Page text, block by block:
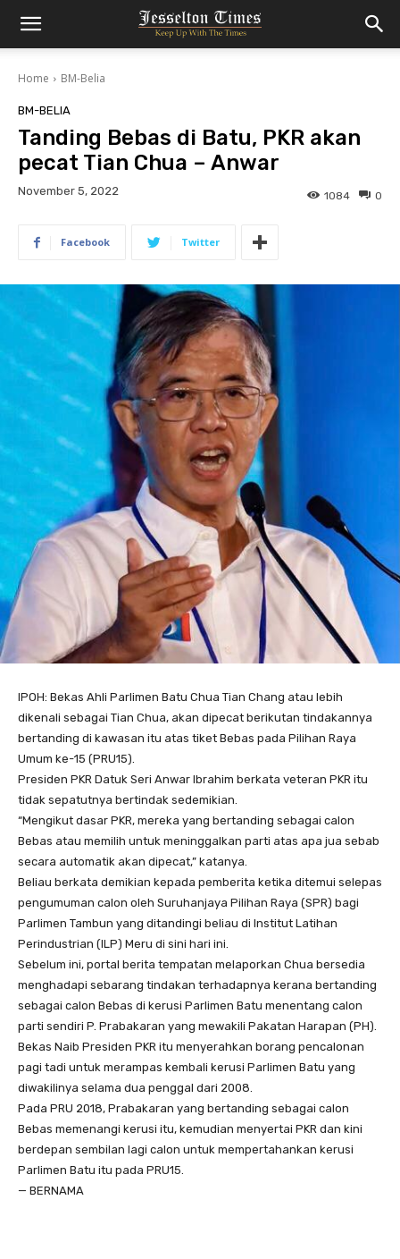
Home BM-Belia
BM-BELIA
Tanding Bebas di Batu, PKR akan
pecat Tian Chua – Anwar
November 5, 2022 0
1084
Facebook Twitter
IPOH: Bekas Ahli Parlimen Batu Chua Tian Chang atau lebih
dikenali sebagai Tian Chua, akan dipecat berikutan tindakannya
bertanding di kawasan itu atas tiket Bebas pada Pilihan Raya
Umum ke-15 (PRU15).
Presiden PKR Datuk Seri Anwar Ibrahim berkata veteran PKR itu
tidak sepatutnya bertindak sedemikian.
“Mengikut dasar PKR, mereka yang bertanding sebagai calon
Bebas atau memilih untuk meninggalkan parti atas apa jua sebab
secara automatik akan dipecat,” katanya.
Beliau berkata demikian kepada pemberita ketika ditemui selepas
pengumuman calon oleh Suruhanjaya Pilihan Raya (SPR) bagi
Parlimen Tambun yang ditandingi beliau di Institut Latihan
Perindustrian (ILP) Meru di sini hari ini.
Sebelum ini, portal berita tempatan melaporkan Chua bersedia
menghadapi sebarang tindakan terhadapnya kerana bertanding
sebagai calon Bebas di kerusi Parlimen Batu menentang calon
parti sendiri P. Prabakaran yang mewakili Pakatan Harapan (PH).
Bekas Naib Presiden PKR itu menyerahkan borang pencalonan
pagi tadi untuk merampas kembali kerusi Parlimen Batu yang
diwakilinya selama dua penggal dari 2008.
Pada PRU 2018, Prabakaran yang bertanding sebagai calon
Bebas memenangi kerusi itu, kemudian menyertai PKR dan kini
berdepan sembilan lagi calon untuk mempertahankan kerusi
Parlimen Batu itu pada PRU15.
— BERNAMA